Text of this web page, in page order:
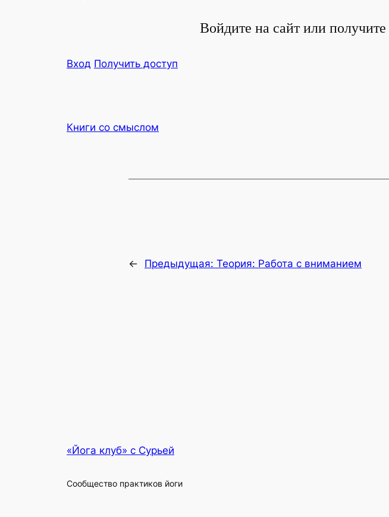
Войдите на сайт или
Вход Полу­чить доступ
Книги со смыслом
← Предыдущая: Теория: Работа с вниманием
«Йога клуб» с Сурьей
Сообщество практиков йоги